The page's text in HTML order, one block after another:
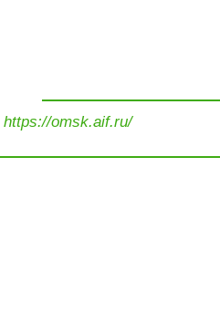
https://omsk.aif.ru/